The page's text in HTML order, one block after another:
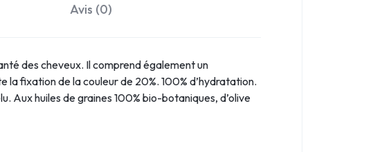
Avis (0)
des cheveux. Il comprend également un
fixation de la couleur de 20%. 100% d’hydratation.
Aux huiles de graines 100% bio-botaniques, d’olive